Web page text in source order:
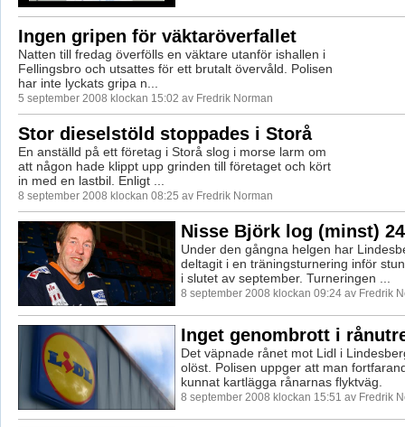
Ingen gripen för väktaröverfallet
Natten till fredag överfölls en väktare utanför ishallen i
Fellingsbro och utsattes för ett brutalt övervåld. Polisen
har inte lyckats gripa n...
5 september 2008 klockan 15:02 av Fredrik Norman
Stor dieselstöld stoppades i Storå
En anställd på ett företag i Storå slog i morse larm om
att någon hade klippt upp grinden till företaget och kört
in med en lastbil. Enligt ...
8 september 2008 klockan 08:25 av Fredrik Norman
Nisse Björk log (minst)
Under den gångna helgen har
deltagit i en träningsturnering inför
i slutet av september. Turneringen ...
8 september 2008 klockan 09:24 av Fredrik
Inget genombrott i
Det väpnade rånet mot Lidl i
olöst. Polisen uppger att man
kunnat kartlägga rånarnas flyktväg.
8 september 2008 klockan 15:51 av Fredrik